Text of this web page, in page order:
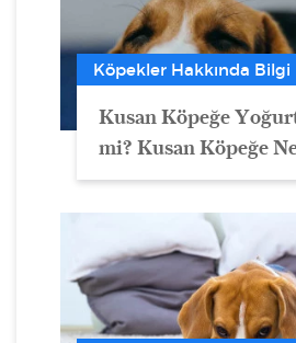
Köpekler Hakkında Bilgi
Kusan Köpeğe
mi? Kusan Köpeğe